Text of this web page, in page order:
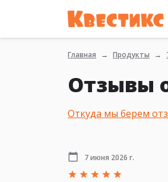
Главная Продукты
Отзывы
Откуда мы берем
7 июня 2026 г.